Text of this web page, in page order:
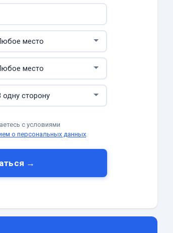
с условиями
о персональных данных.
→